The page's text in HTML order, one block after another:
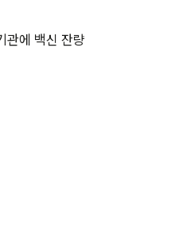
관에 백신 잔량